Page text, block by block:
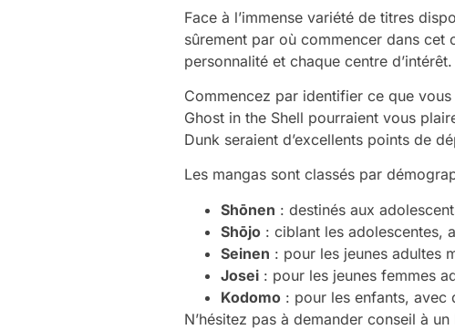
Face à l’immense variété de titres
sûrement par où commencer dans
personnalité et chaque centre d’intérêt.
Commencez par identifier ce que
Ghost in the Shell pourraient vous
Dunk seraient d’excellents points de
Les mangas sont classés par
Shōnen : destinés aux
Shōjo: ciblant les adolescentes,
Seinen : pour les jeunes adultes
Josei: pour les jeunes femmes
Kodomo: pour les enfants, avec
N’hésitez pas à demander conseil à